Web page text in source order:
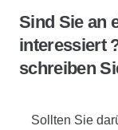
Sind Sie an
interessiert
schreiben
Sollten Sie